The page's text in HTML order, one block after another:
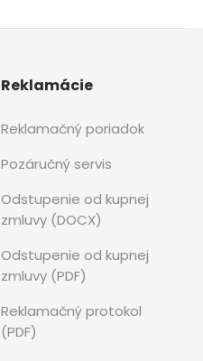
Reklamácie
Reklamačný poriadok
Pozáručný servis
Odstupenie od kupnej
zmluvy (DOCX)
Odstupenie od kupnej
zmluvy (PDF)
Reklamačný protokol
(PDF)